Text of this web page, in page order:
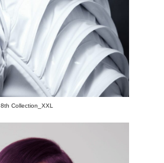
8th Collection_XXL